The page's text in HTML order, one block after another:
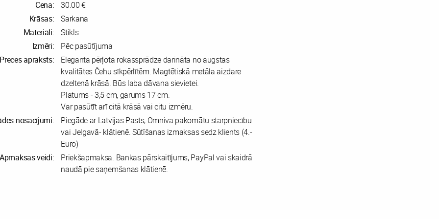
Cena:
30.00 €
Krāsas:
Sarkana
Materiāli:
Stikls
Izmēri:
Pēc pasūtījuma
Preces apraksts:
Eleganta pērļota rokassprādze darināta no augstas
kvalitātes Čehu sīkpērlītēm. Magtētiskā metāla aizdare
dzeltenā krāsā. Būs laba dāvana sievietei.
Platums - 3,5 cm, garums 17 cm.
Var pasūtīt arī citā krāsā vai citu izmēru.
nosacījumi:
Piegāde ar Latvijas Pasts, Omniva pakomātu starpniecību
vai Jelgavā- klātienē. Sūtīšanas izmaksas sedz klients (4.-
Euro)
Apmaksas veidi:
Priekšapmaksa. Bankas pārskaitījums, PayPal vai skaidrā
naudā pie saņemšanas klātienē.